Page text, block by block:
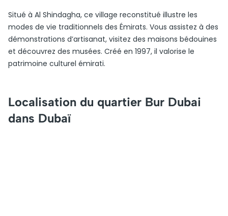
Situé à Al Shindagha, ce village reconstitué illustre les
modes de vie traditionnels des Émirats. Vous assistez à des
démonstrations d’artisanat, visitez des maisons bédouines
et découvrez des musées. Créé en 1997, il valorise le
patrimoine culturel émirati.
Localisation du quartier Bur Dubai
dans Dubaï